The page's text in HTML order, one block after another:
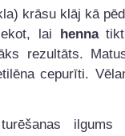
krāsu klāj kā
lai henna
rezultāts.
cepurīti.
ilgums